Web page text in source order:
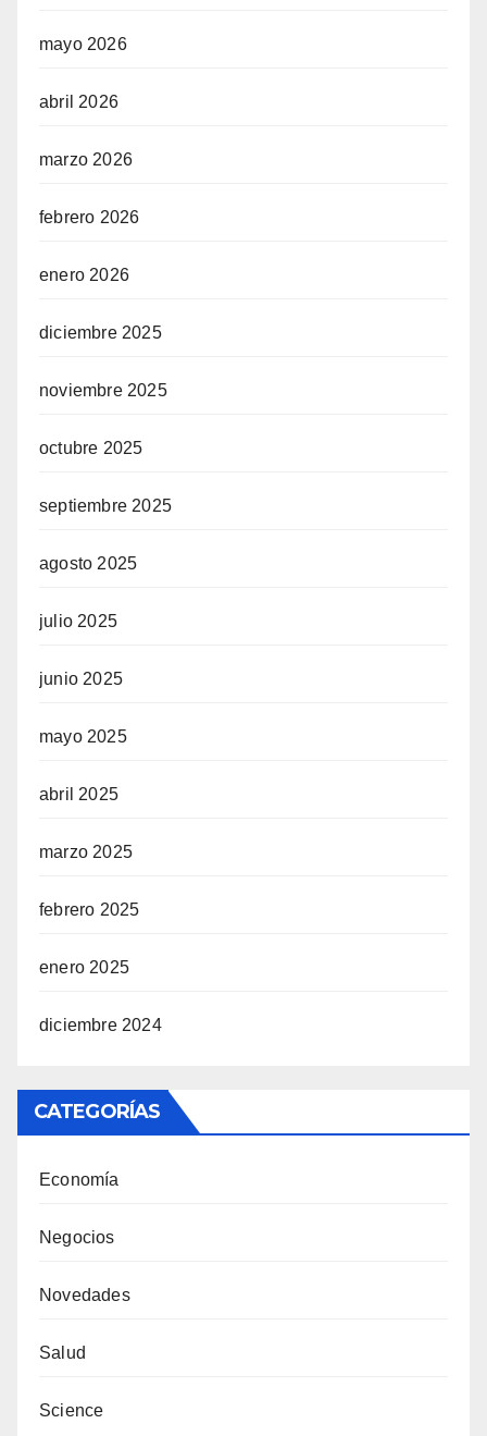
mayo 2026
abril 2026
marzo 2026
febrero 2026
enero 2026
diciembre 2025
noviembre 2025
octubre 2025
septiembre 2025
agosto 2025
julio 2025
junio 2025
mayo 2025
abril 2025
marzo 2025
febrero 2025
enero 2025
diciembre 2024
CATEGORÍAS
Economía
Negocios
Novedades
Salud
Science